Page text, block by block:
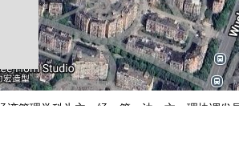
济管理学科为主，经、管、法、文、理协调